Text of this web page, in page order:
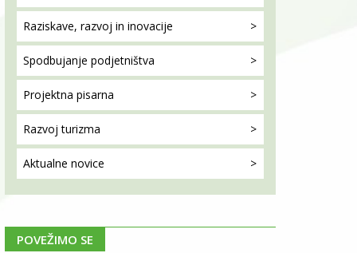
Raziskave, razvoj in inovacije
Spodbujanje podjetništva
Projektna pisarna
Razvoj turizma
Aktualne novice
POVEŽIMO SE